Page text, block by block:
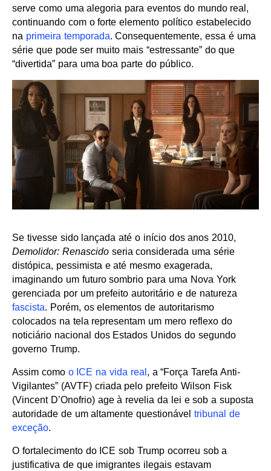
serve como uma alegoria para eventos do mundo real,
continuando com o forte elemento político estabelecido
na primeira temporada. Consequentemente, essa é uma
série que pode ser muito mais “estressante” do que
“divertida” para uma boa parte do público.
Se tivesse sido lançada até o início dos anos 2010,
Demolidor: Renascidoseria considerada uma série
distópica, pessimista e até mesmo exagerada,
imaginando um futuro sombrio para uma Nova York
gerenciada por um prefeito autoritário e de natureza
fascista. Porém, os elementos de autoritarismo
colocados na tela representam um mero reflexo do
noticiário nacional dos Estados Unidos do segundo
governo Trump.
Assim como o ICE na vida real , a “Força Tarefa Anti-
Vigilantes” (AVTF) criada pelo prefeito Wilson Fisk
(Vincent D’Onofrio) age à revelia da lei e sob a suposta
autoridade de um altamente questionável tribunal de
exceção.
O fortalecimento do ICE sob Trump ocorreu sob a
justificativa de que imigrantes ilegais estavam